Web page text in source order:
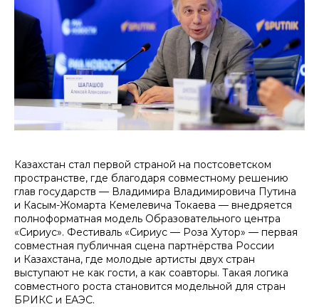
Казахстан стал первой страной на постсоветском
пространстве, где благодаря совместному решению
глав государств — Владимира Владимировича Путина
и Касым-Жомарта Кемелевича Токаева — внедряется
полноформатная модель Образовательного центра
«Сириус». Фестиваль «Сириус — Роза Хутор» — первая
совместная публичная сцена партнёрства России
и Казахстана, где молодые артисты двух стран
выступают не как гости, а как соавторы. Такая логика
совместного роста становится модельной для стран
БРИКС и ЕАЭС.